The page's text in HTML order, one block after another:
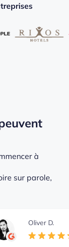
à
sur parole,
Oliver D.